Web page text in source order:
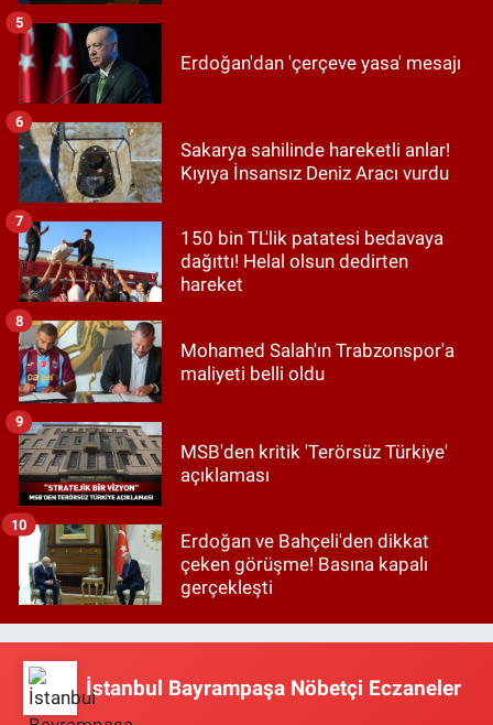
Erdoğan'dan 'çerçeve yasa' mesajı
5
Sakarya sahilinde hareketli anlar!
Kıyıya İnsansız Deniz Aracı vurdu
6
150 bin TL'lik patatesi bedavaya
dağıttı! Helal olsun dedirten
hareket
7
Mohamed Salah'ın Trabzonspor'a
maliyeti belli oldu
8
MSB'den kritik 'Terörsüz Türkiye'
açıklaması
9
Erdoğan ve Bahçeli'den dikkat
çeken görüşme! Basına kapalı
gerçekleşti
10
İstanbul Bayrampaşa Nöbetçi Eczaneler